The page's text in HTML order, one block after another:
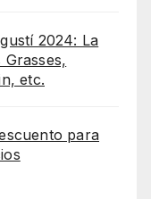
2024: La
Grasses,
etc.
para